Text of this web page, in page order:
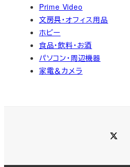
Prime Video
文房具・オフィス用品
ホビー
食品・飲料・お酒
パソコン・周辺機器
家電＆カメラ